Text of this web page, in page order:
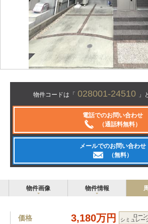
物件コードは「 028001-24510 」
電話でのお問い合わせ
（通話料無料）
メールでのお問い合わせ
（無料）
物件画像 物件情報
価格 3,180万円 ローン
シミュレー